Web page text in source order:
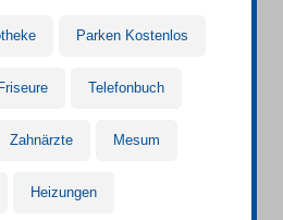
Parken Kostenlos
Friseure Telefonbuch
Zahnärzte Mesum
Heizungen